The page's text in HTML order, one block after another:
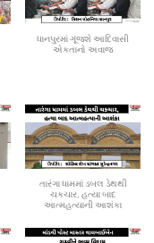
ધાનપુરમાં ગૂંજશે આદિવાસી
એકતાનો અવાજ
તારંગા ધામમાં ડબલ ડેથથી
ચકચાર, હત્યા બાદ
આત્મહત્યાની આશંકા